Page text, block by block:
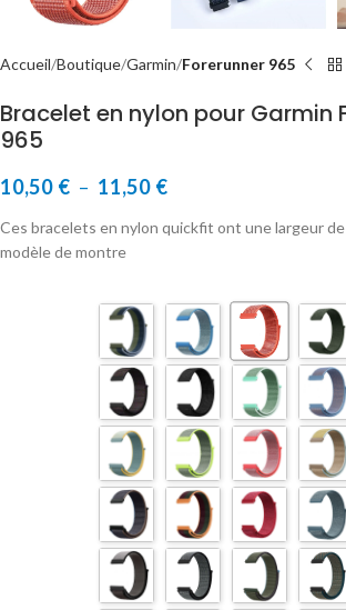
Accueil Boutique Garmin Forerunner 965
Bracelet en nylon pour Garmin
965
10,50 € – 11,50 €
Ces bracelets en nylon quickfit ont une largeur de
modèle de montre